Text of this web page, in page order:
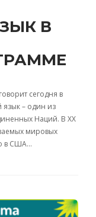
В
сегодня в
язык – один из
Наций. В XX
мировых
в США…